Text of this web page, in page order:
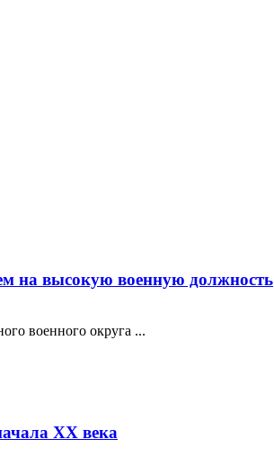
на высокую военную должность
военного округа ...
XX века